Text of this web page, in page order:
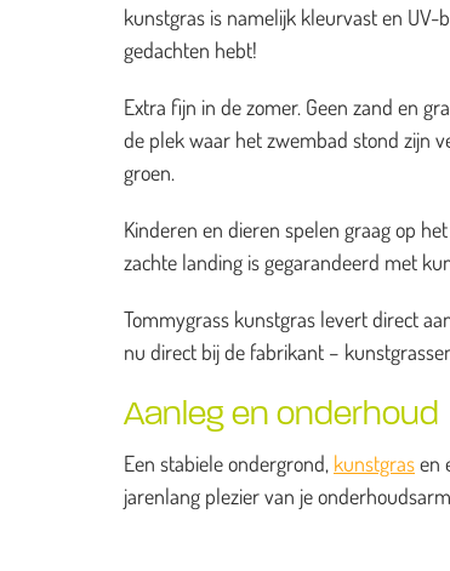
kunstgras is namelijk kleurvast en UV-
gedachten hebt!
Extra fijn in de zomer. Geen zand en
de plek waar het zwembad stond zijn
groen.
Kinderen en dieren spelen graag op
zachte landing is gegarandeerd met
Tommygrass kunstgras levert direct
nu direct bij de fabrikant –
Aanleg en onderhoud
Een stabiele ondergrond, kunstgrasen
jarenlang plezier van je